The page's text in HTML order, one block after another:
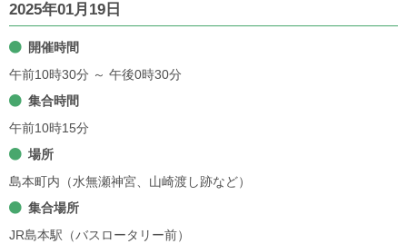
2025年01月19日
開催時間
午前10時30分 ～ 午後0時30分
集合時間
午前10時15分
場所
島本町内（水無瀬神宮、山崎渡し跡など）
集合場所
JR島本駅（バスロータリー前）